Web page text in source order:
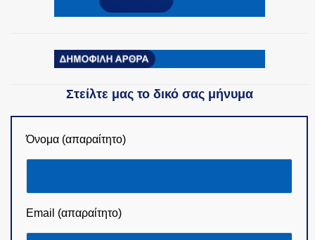
Στείλτε μας το δικό σας μήνυμα
Όνομα (απαραίτητο)
Email (απαραίτητο)